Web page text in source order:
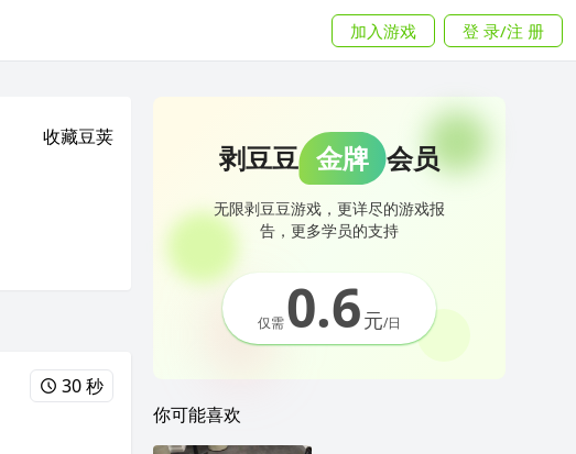
加入游戏 登 录/注 册
收藏豆荚
30 秒
剥豆豆 金牌 会员
无限剥豆豆游戏，更详尽的游戏报
告，更多学员的支持
仅需0.6元/日
你可能喜欢